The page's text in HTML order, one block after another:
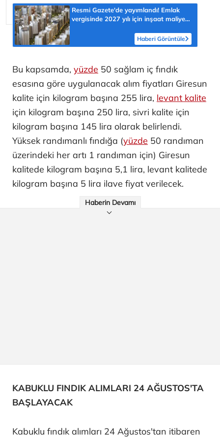
Resmi Gazete'de yayımlandı! Emlak
vergisinde 2027 yılı için inşaat maliyet
Haberi Görüntüle
Bu kapsamda, yüzde 50 sağlam iç fındık
esasına göre uygulanacak alım fiyatları Giresun
kalite için kilogram başına 255 lira, levant kalite
için kilogram başına 250 lira, sivri kalite için
kilogram başına 145 lira olarak belirlendi.
Yüksek randımanlı fındığa (yüzde 50 randıman
üzerindeki her artı 1 randıman için) Giresun
kalitede kilogram başına 5,1 lira, levant kalitede
kilogram başına 5 lira ilave fiyat verilecek.
Haberin Devamı
KABUKLU FINDIK ALIMLARI 24 AĞUSTOS'TA
BAŞLAYACAK
Kabuklu fındık alımları 24 Ağustos'tan itibaren